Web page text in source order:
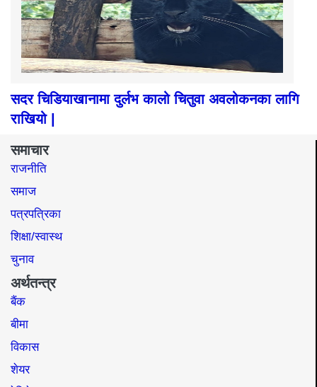
सदर चिडियाखानामा दुर्लभ कालो चितुवा अवलोकनका लागि
राखियो |
समाचार
राजनीति
समाज​
पत्रपत्रिका
शिक्षा/स्वास्थ
चुनाव
अर्थतन्त्र
बैंक
बीमा
विकास
शेयर